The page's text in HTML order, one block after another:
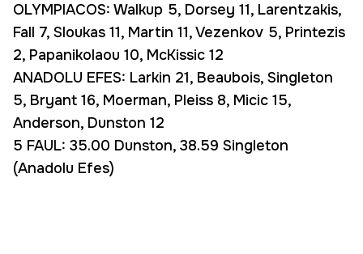
OLYMPIACOS: Walkup 5, Dorsey 11, Larentzakis,
Fall 7, Sloukas 11, Martin 11, Vezenkov 5, Printezis
2, Papanikolaou 10, McKissic 12
ANADOLU EFES: Larkin 21, Beaubois, Singleton
5, Bryant 16, Moerman, Pleiss 8, Micic 15,
Anderson, Dunston 12
5 FAUL: 35.00 Dunston, 38.59 Singleton
(Anadolu Efes)